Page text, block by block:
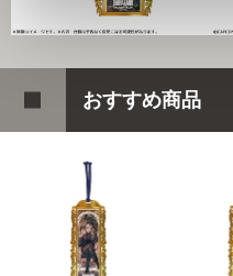
おすすめ商品